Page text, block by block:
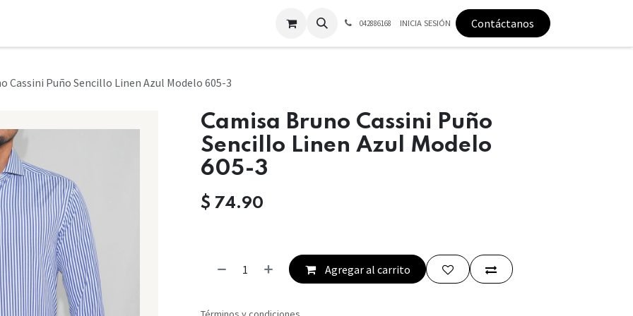
042886168 INICIA SESIÓN Contáctanos
Cassini Puño Sencillo Linen Azul Modelo 605-3
Camisa Bruno Cassini Puño
Sencillo Linen Azul Modelo
605-3
$ 74.90
Agregar al carrito